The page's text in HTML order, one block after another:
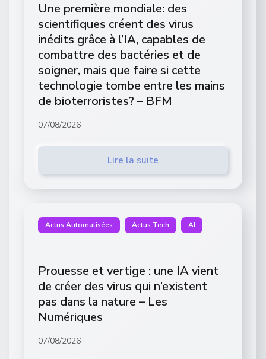
Une première mondiale: des
scientifiques créent des virus
inédits grâce à l’IA, capables de
combattre des bactéries et de
soigner, mais que faire si cette
technologie tombe entre les mains
de bioterroristes? – BFM
07/08/2026
Lire la suite
Actus Automatisées Actus Tech AI
Prouesse et vertige : une IA vient
de créer des virus qui n’existent
pas dans la nature – Les
Numériques
07/08/2026